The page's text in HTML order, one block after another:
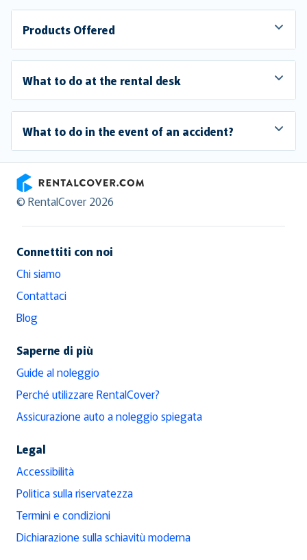
Products Offered
What to do at the rental desk
What to do in the event of an accident?
RentalCover
© RentalCover 2026
Connettiti con noi
Chi siamo
Contattaci
Blog
Saperne di più
Guide al noleggio
Perché utilizzare RentalCover?
Assicurazione auto a noleggio spiegata
Legal
Accessibilità
Politica sulla riservatezza
Termini e condizioni
Dichiarazione sulla schiavitù moderna